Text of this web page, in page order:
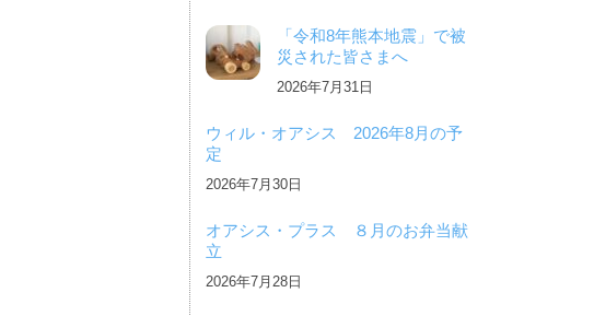
「令和8年熊本地震」で被
災された皆さまへ
2026年7月31日
ウィル・オアシス 2026年8月の予
定
2026年7月30日
オアシス・プラス ８月のお弁当献
立
2026年7月28日